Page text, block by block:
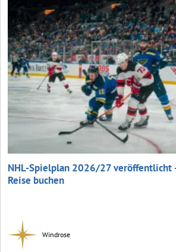
NHL-Spielplan 2026/27 veröffentlicht
Reise buchen
Windrose